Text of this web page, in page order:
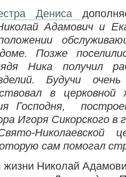
Дениса
Адамович и
Позже
Ника получил
Будучи
в церковной
Господня,
Игоря Сикорского
Николаевской
сам помогал
Николай